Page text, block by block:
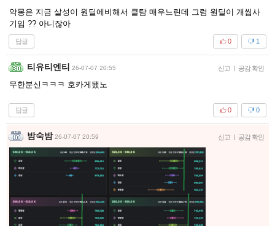
악몽은 지금 살성이 원딜에비해서 클탐 매우느린데 그럼 원딜이 개씹사
기임 ?? 아니잖아
답글 1
0
티유티엔티 26-07-07 20:55 신고 | 공감 확인
무한분신ㅋㅋㅋ 호카게됐노
답글 0
0
밤숙밤 26-07-07 20:59 신고 | 공감 확인